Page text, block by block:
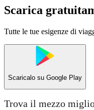
Scarica
Tutte le tue esigenze di
Scaricalo su Google Play
Trova il mezzo